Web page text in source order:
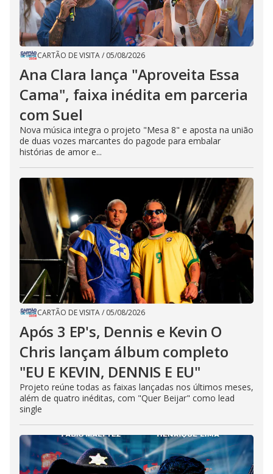
CARTÃO DE VISITA/ 05/08/2026
Ana Clara lança "Aproveita Essa
Cama", faixa inédita em parceria
com Suel
Nova música integra o projeto "Mesa 8" e aposta na união
de duas vozes marcantes do pagode para embalar
histórias de amor e...
CARTÃO DE VISITA/ 05/08/2026
Após 3 EP's, Dennis e Kevin O
Chris lançam álbum completo
"EU E KEVIN, DENNIS E EU"
Projeto reúne todas as faixas lançadas nos últimos meses,
além de quatro inéditas, com "Quer Beijar" como lead
single